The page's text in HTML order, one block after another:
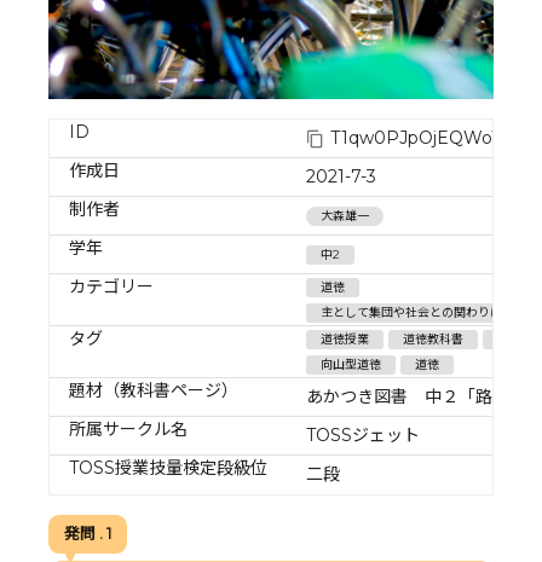
ID
作成日
2021-7-3
制作者
大森雄一
学年 中2
カテゴリー
道徳
主として集団や社会との関わりに関す
タグ 道徳授業 道徳教科書
向山型道徳
道徳
題材（教科書ページ）
あかつき図書 中２「路上に
所属サークル名
TOSSジェット
TOSS授業技量検定段級位
二段
発問 . 1